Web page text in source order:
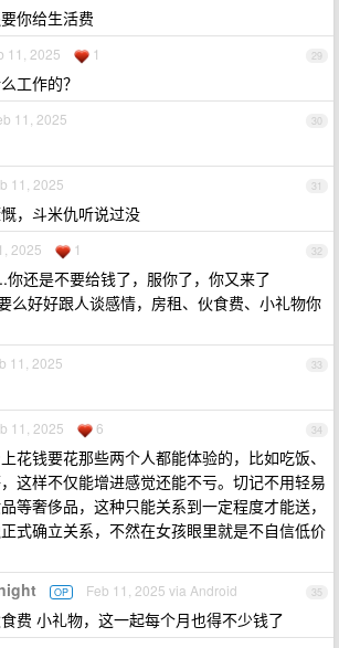
你给生活费
29
11, 2025 1
工作的？
30
11, 2025
31
11, 2025
，斗米仇听说过没
32
2025 1
你还是不要给钱了，服你了，你又来了
么好好跟人谈感情，房租、伙食费、小礼物你
33
11, 2025
34
11, 2025 6
花钱要花那些两个人都能体验的，比如吃饭、
这样不仅能增进感觉还能不亏。切记不用轻易
等奢侈品，这种只能关系到一定程度才能送，
式确立关系，不然在女孩眼里就是不自信低价
35
OP Feb 11, 2025 via Android
费 小礼物，这一起每个月也得不少钱了